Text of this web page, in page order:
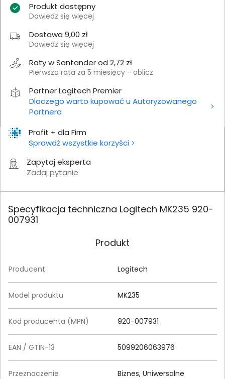
Profit + dla Firm
Sprawdź wszystkie korzyści
Zapytaj eksperta
Zadaj pytanie
Produkt dostępny
Dowiedz się więcej
Dostawa 9,00 zł
Dowiedz się więcej
Raty w Santander od 2,72 zł
Pierwsza rata za 5 miesięcy - oblicz
Partner Logitech Premier
Dlaczego warto kupować u Autoryzowanego
Partnera
Specyfikacja techniczna Logitech MK235 920-
007931
Produkt
Producent Logitech
Model produktu MK235
Kod producenta (MPN) 920-007931
EAN / GTIN-13 5099206063976
Przeznaczenie Biznes, Uniwersalne